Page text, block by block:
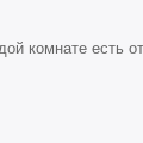
комнате есть